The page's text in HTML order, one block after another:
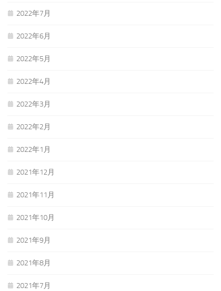
2022年7月
2022年6月
2022年5月
2022年4月
2022年3月
2022年2月
2022年1月
2021年12月
2021年11月
2021年10月
2021年9月
2021年8月
2021年7月